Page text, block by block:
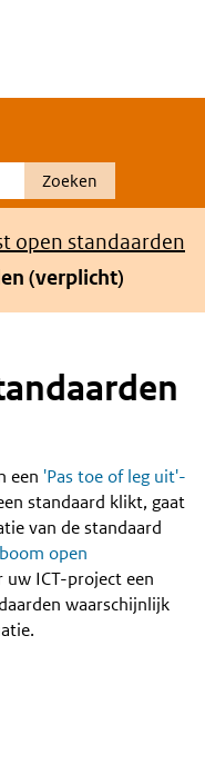
Zoeken
open standaarden
(verplicht)
een 'Pas toe of leg uit'-
standaard klikt, gaat
van de standaard
open
ICT-project een
waarschijnlijk